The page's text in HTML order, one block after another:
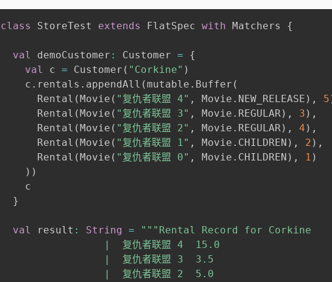
class StoreTest extends FlatSpec with Matchers {
val demoCustomer : Customer =
{
val
c = Customer ( "Corkine" )
    c
. rentals . appendAll ( mutable . Buffer (
      Rental
(Movie ( "复仇者联盟 4" , Movie . NEW_RELEASE ) , 5
      Rental
(Movie ( "复仇者联盟 3" , Movie . REGULAR) , 3 ) ,
      Rental
(Movie ( "复仇者联盟 2" , Movie . REGULAR) , 4 ) ,
      Rental
(Movie ( "复仇者联盟 1" , Movie . CHILDREN ) , 2 ) ,
      Rental
(Movie ( "复仇者联盟 0" , Movie . CHILDREN ) , 1 )
) )
    c
}
val result : String =
"""Rental Record for Corkine
                 |	复仇者联盟 4	15.0
                 |	复仇者联盟 3	3.5
                 |	复仇者联盟 2	5.0